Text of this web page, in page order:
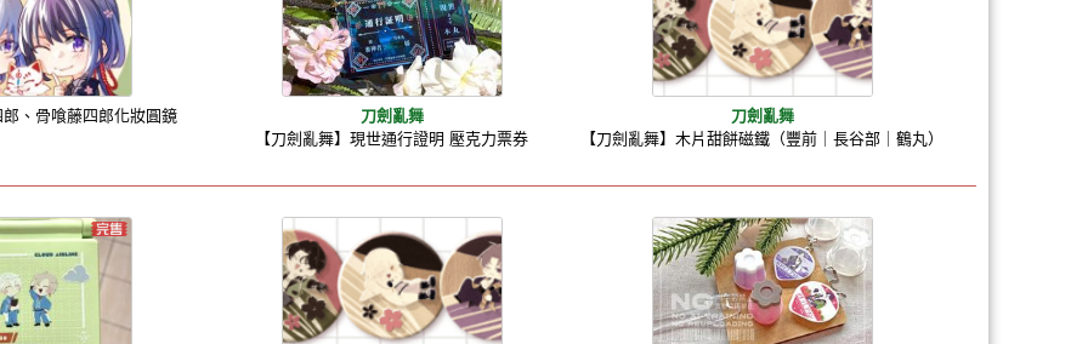
、骨喰藤四郎化妝圓鏡
刀劍亂舞
【刀劍亂舞】現世通行證明 壓克力票券
刀劍亂舞
【刀劍亂舞】木片甜餅磁鐵（豐前｜長谷部｜鶴丸）